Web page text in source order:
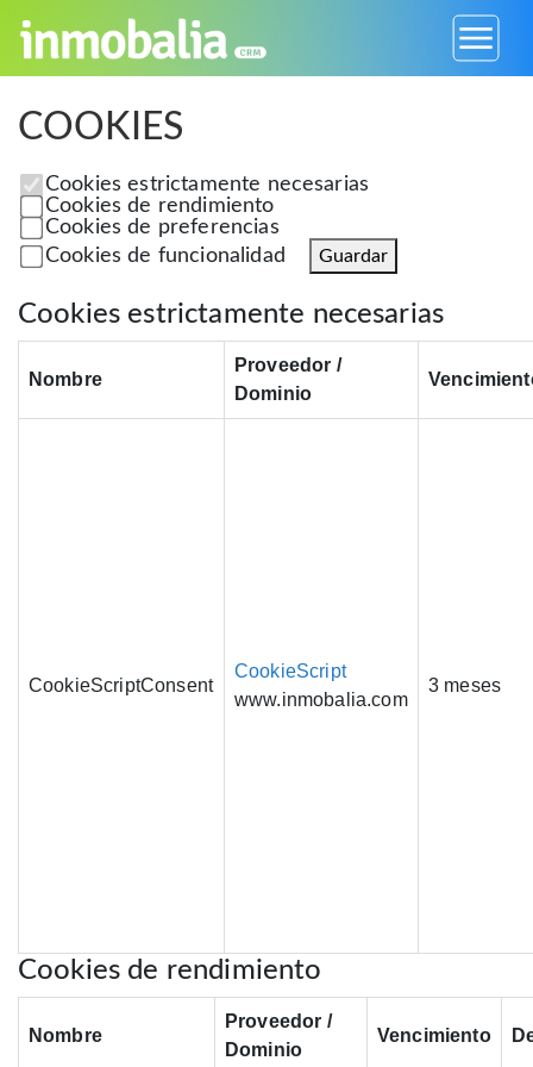
COOKIES
Cookies estrictamente necesarias
Cookies de rendimiento
Cookies de preferencias
Cookies de funcionalidad
Guardar
Cookies estrictamente necesarias
Nombre
Proveedor /
Dominio
CookieScriptConsent
CookieScript
www.inmobalia.com
3 meses
Cookies de rendimiento
Nombre
Proveedor /
Dominio
Vencimiento